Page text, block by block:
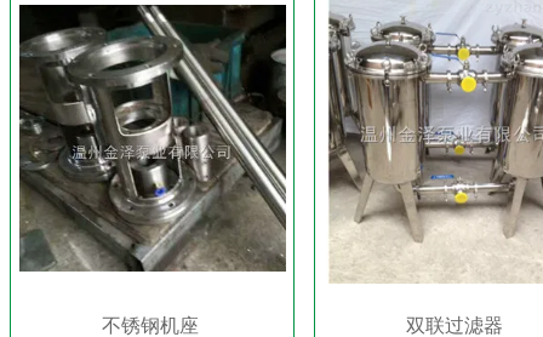
不锈钢机座 双联过滤器